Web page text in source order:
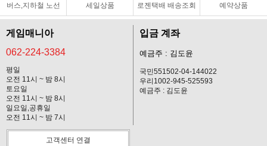
버스,지하철 노선 세일상품 로젠택배 배송조회 예약상품
게임매니아
062-224-3384
평일
오전 11시 ~ 밤 8시
토요일
오전 11시 ~ 밤 8시
일요일,공휴일
오전 11시 ~ 밤 7시
입금 계좌
예금주 : 김도윤
국민551502-04-144022
우리1002-945-525593
예금주 : 김도윤
고객센터 연결